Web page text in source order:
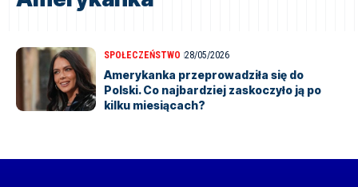
SPOŁECZEŃSTWO 28/05/2026
Amerykanka przeprowadziła się do
Polski. Co najbardziej zaskoczyło ją po
kilku miesiącach?